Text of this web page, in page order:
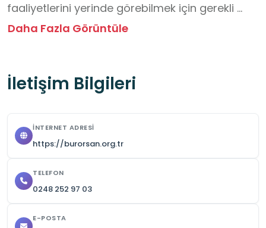
faaliyetlerini yerinde görebilmek için gerekli
güvenlik tedbirlerini alarak (baret, iş ayakkabısı,
edilmemektedir.
Daha Fazla Görüntüle
İletişim Bilgileri
İNTERNET ADRESI
https://burorsan.org.tr
TELEFON
0248 252 97 03
E-POSTA